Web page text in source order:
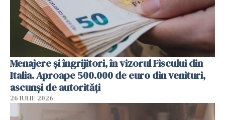
Menajere și îngrijitori, în vizorul Fiscului din
Italia. Aproape 500.000 de euro din venituri,
ascunși de autorități
26 IULIE 2026